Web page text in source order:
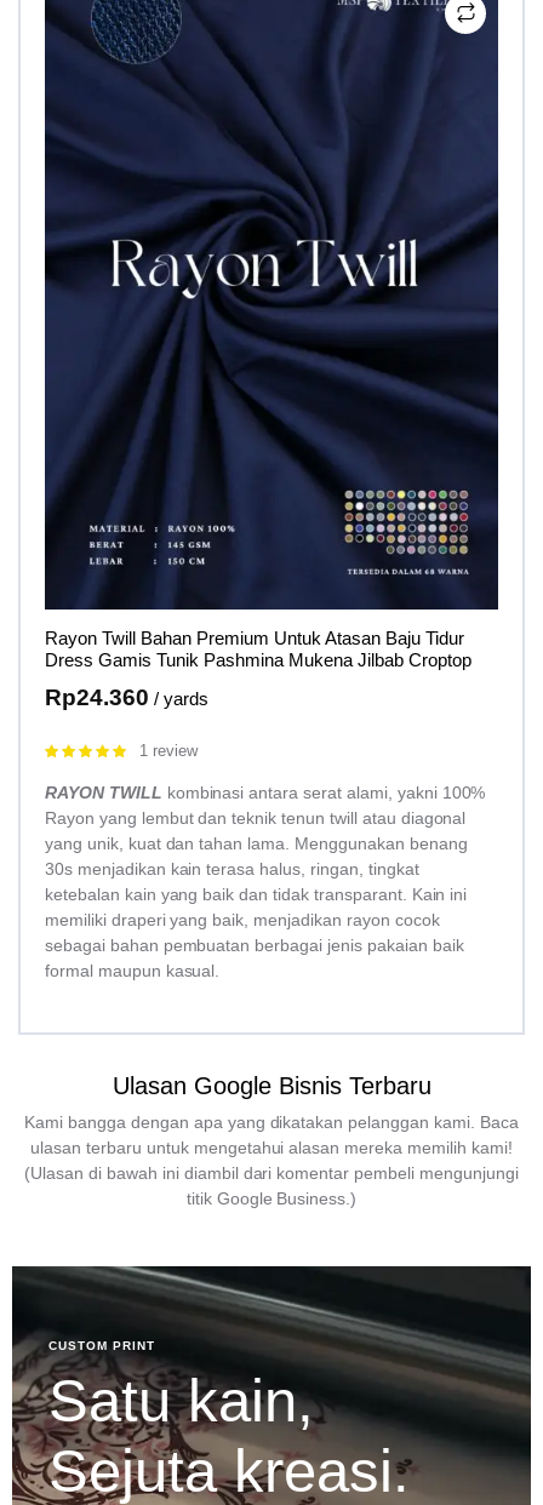
Rayon Twill Bahan Premium Untuk Atasan Baju Tidur
Dress Gamis Tunik Pashmina Mukena Jilbab Croptop
Rp24.360 / yards
Rated
1 review
RAYON TWILL kombinasi antara serat alami, yakni 100%
Rayon yang lembut dan teknik tenun twill atau diagonal
yang unik, kuat dan tahan lama. Menggunakan benang
30s menjadikan kain terasa halus, ringan, tingkat
ketebalan kain yang baik dan tidak transparant. Kain ini
memiliki draperi yang baik, menjadikan rayon cocok
sebagai bahan pembuatan berbagai jenis pakaian baik
formal maupun kasual.
Ulasan Google Bisnis Terbaru
Kami bangga dengan apa yang dikatakan pelanggan kami. Baca
ulasan terbaru untuk mengetahui alasan mereka memilih kami!
(Ulasan di bawah ini diambil dari komentar pembeli mengunjungi
titik Google Business.)
CUSTOM PRINT
Satu kain,
Sejuta kreasi.